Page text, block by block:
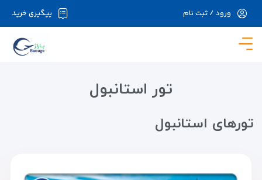
در حال حاضر ارتباط با سرور قطع می باشد لطفا
پیگیری خرید ورود / ثبت نام
تور استانبول
تور‌های استانبول